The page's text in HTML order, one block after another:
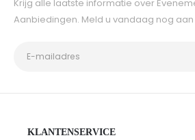
Krijg alle laatste informatie over
Aanbiedingen. Meld u vandaag nog
KLANTENSERVICE